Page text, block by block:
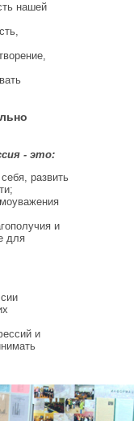
нашей
- это:
развить
и
для
и